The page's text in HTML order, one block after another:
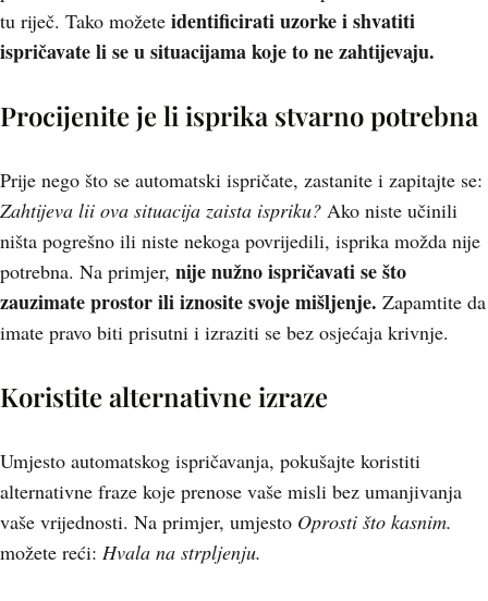
tu riječ. Tako možete identificirati uzorke i shvatiti
ispričavate li se u situacijama koje to ne zahtijevaju.
Procijenite je li isprika stvarno potrebna
Prije nego što se automatski ispričate, zastanite i zapitajte se:
Zahtijeva lii ova situacija zaista ispriku? Ako niste učinili
ništa pogrešno ili niste nekoga povrijedili, isprika možda nije
potrebna. Na primjer, nije nužno ispričavati se što
zauzimate prostor ili iznosite svoje mišljenje. Zapamtite da
imate pravo biti prisutni i izraziti se bez osjećaja krivnje.
Koristite alternativne izraze
Umjesto automatskog ispričavanja, pokušajte koristiti
alternativne fraze koje prenose vaše misli bez umanjivanja
vaše vrijednosti. Na primjer, umjesto Oprosti što kasnim.
možete reći: Hvala na strpljenju.